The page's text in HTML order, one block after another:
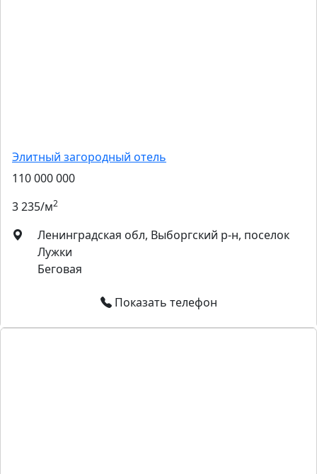
Элитный загородный отель
110 000 000
3 235/м2
Ленинградская обл, Выборгский р-н, поселок
Лужки
Беговая
Показать телефон